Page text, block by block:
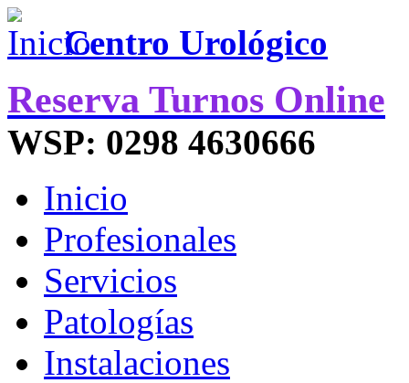
Centro Urológico
Reserva Turnos Online
WSP: 0298 4630666
Inicio
Profesionales
Servicios
Patologías
Instalaciones